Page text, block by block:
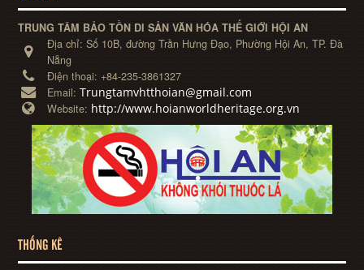
TRUNG TÂM BẢO TỒN DI SẢN VĂN HÓA THẾ GIỚI HỘI AN
Địa chỉ:Số 10B, đường Trần Hưng Đạo, Phường Hội An, TP. Đà
Nẵng
Điện thoại: +84-235-3861327
Email:Trungtamvhtthoian@gmail.com
Website: http://www.hoianworldheritage.org.vn
THỐNG KÊ